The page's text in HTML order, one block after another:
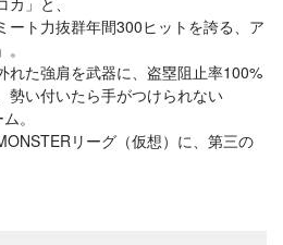
ート力抜群年間300ヒットを誇る、ア
れた強肩を武器に、盗塁阻止率100%
勢い付いたら手がつけられない
。
リーグ（仮想）に、第三の